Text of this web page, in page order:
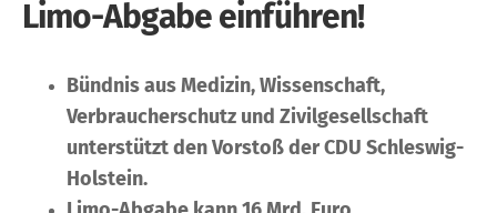
Limo-Abgabe einführen!
Bündnis aus Medizin, Wissenschaft,
Verbraucherschutz und Zivilgesellschaft
unterstützt den Vorstoß der CDU Schleswig-
Holstein.